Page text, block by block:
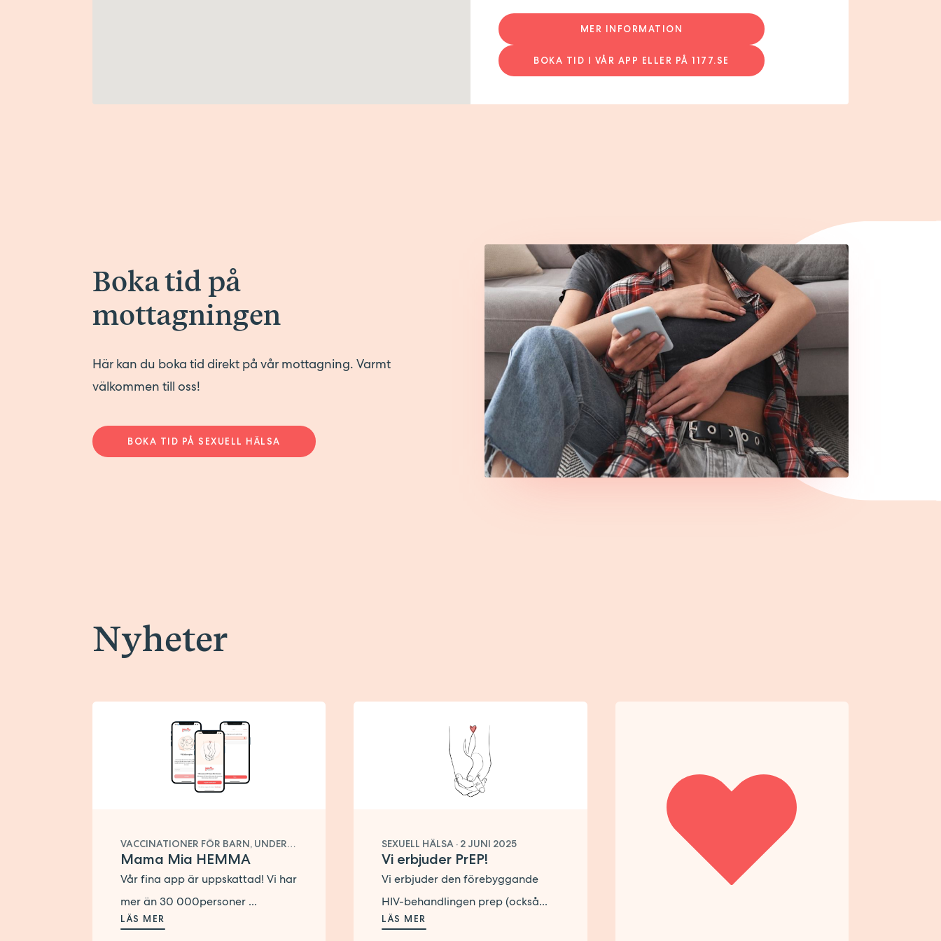
MER INFORMATION
BOKA TID I VÅR APP ELLER PÅ 1177.SE
Boka tid på
mottagningen
Här kan du boka tid direkt på vår mottagning. Varmt
välkommen till oss!
BOKA TID PÅ SEXUELL HÄLSA
Nyheter
VACCINATIONER FÖR BARN, UNDERLIVSBESVÄR, ULTRALJUD, SEXUELL HÄLSA, PREVENTIVMEDEL, KURSUTBUD, KLIMAKTERIEBESVÄR , FÖRSTA TIDEN MED BARN, KÖNSSJUKDOMAR, FOSTERDIAGNOSTIK, CELLPROVTAGNING, AMNING, GRAVIDITET, BARNHÄLSOVÅRD
Mama Mia HEMMA
Vår fina app är uppskattad! Vi har
mer än 30 000personer ...
LÄS MER
SEXUELL HÄLSA · 2 JUNI 2025
Vi erbjuder PrEP!
Vi erbjuder den förebyggande
HIV-behandlingen prep (också...
LÄS MER